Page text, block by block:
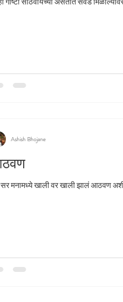
सर सर मनामध्ये
Ashish Bhojane